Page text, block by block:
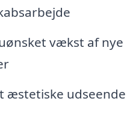
vækst af nye
æstetiske udseende